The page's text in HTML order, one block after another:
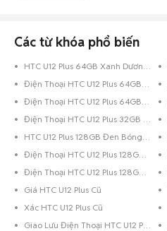
Các từ khóa phổ biến
HTC U12 Plus 64GB Xanh Dương Quốc Tế
Điện Thoại HTC U12 Plus 64GB Xám
Điện Thoại HTC U12 Plus 64GB Đen Bóng
Điện Thoại HTC U12 Plus 32GB Đen
HTC U12 Plus 128GB Đen Bóng Quốc Tế
Điện Thoại HTC U12 Plus 128GB Xám
Điện Thoại HTC U12 Plus 128GB Đen Bóng
Giá HTC U12 Plus Cũ
Xác HTC U12 Plus Cũ
Giao Lưu Điện Thoại HTC U12 Plus